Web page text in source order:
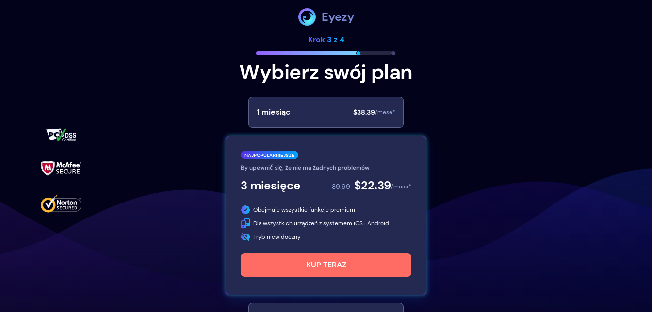
Eyezy
Krok 3 z 4
Wybierz swój plan
1 miesiąc $38.39/mese*
NAJPOPULARNIEJSZE
By upewnić się, że nie ma żadnych problemów
3 miesięce 39.99 $22.39/mese*
Obejmuje wszystkie funkcje premium
Dla wszystkich urządzeń z systemem iOS i Android
Tryb niewidoczny
KUP TERAZ